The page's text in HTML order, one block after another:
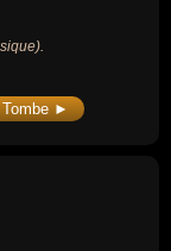
Tombe ►